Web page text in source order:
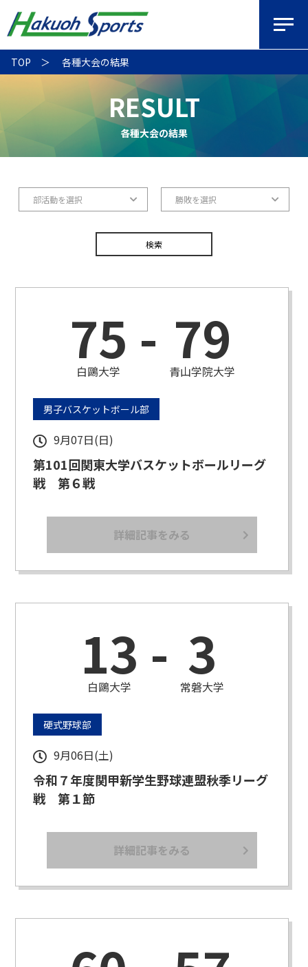
TOP 各種大会の結果
RESULT
各種大会の結果
75
白鷗大学 - 79
青山学院大学
男子バスケットボール部
9月07日(日)
第101回関東大学バスケットボールリーグ
戦 第６戦
詳細記事をみる
13
白鷗大学 - 3
常磐大学
硬式野球部
9月06日(土)
令和７年度関甲新学生野球連盟秋季リーグ
戦 第１節
詳細記事をみる